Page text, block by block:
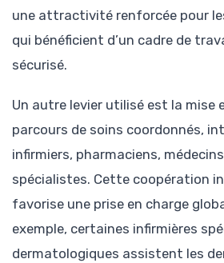
une attractivité renforcée pour
qui bénéficient d’un cadre de
sécurisé.
Un autre levier utilisé est la mise
parcours de soins coordonnés,
infirmiers, pharmaciens,
spécialistes. Cette coopération
favorise une prise en charge
exemple, certaines infirmières
dermatologiques assistent les